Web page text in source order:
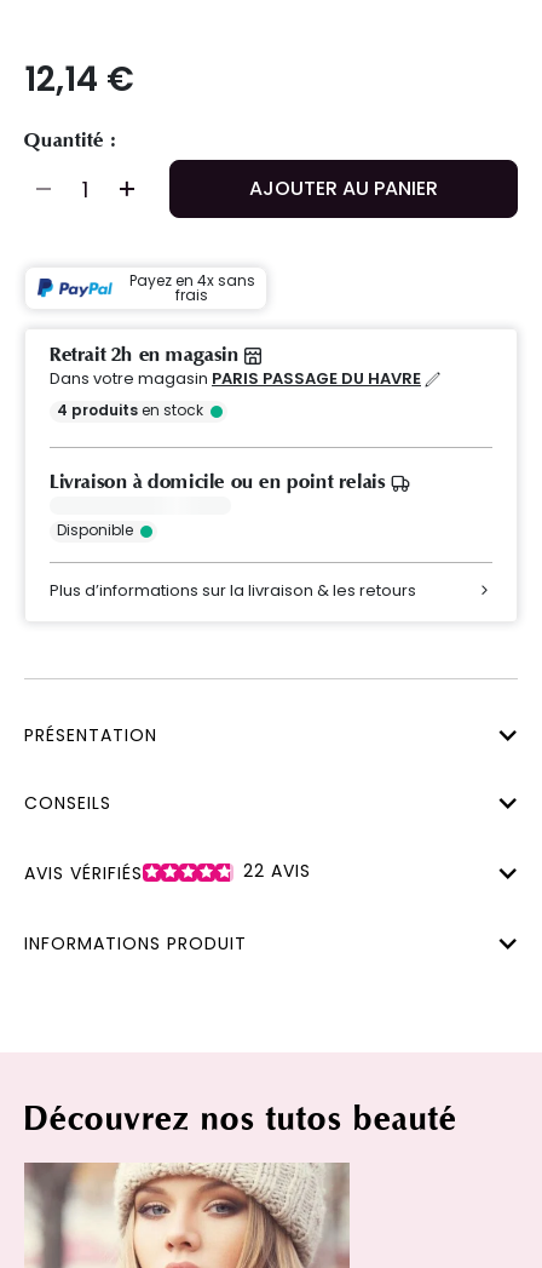
12,14 €
Quantité :
AJOUTER AU PANIER
Payez en 4x sans
frais
Retrait 2h en magasin
Dans votre magasin PARIS PASSAGE DU HAVRE
4 produitsen stock
Livraison à domicile ou en point relais
Disponible
Plus d’informations sur la livraison & les retours
PRÉSENTATION
CONSEILS
AVIS VÉRIFIÉS 22 AVIS
INFORMATIONS PRODUIT
Découvrez nos tutos beauté